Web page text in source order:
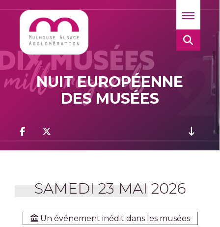
NUIT EUROPÉENNE
DES MUSÉES
SAMEDI 23 MAI 2026
Un événement inédit dans les musées